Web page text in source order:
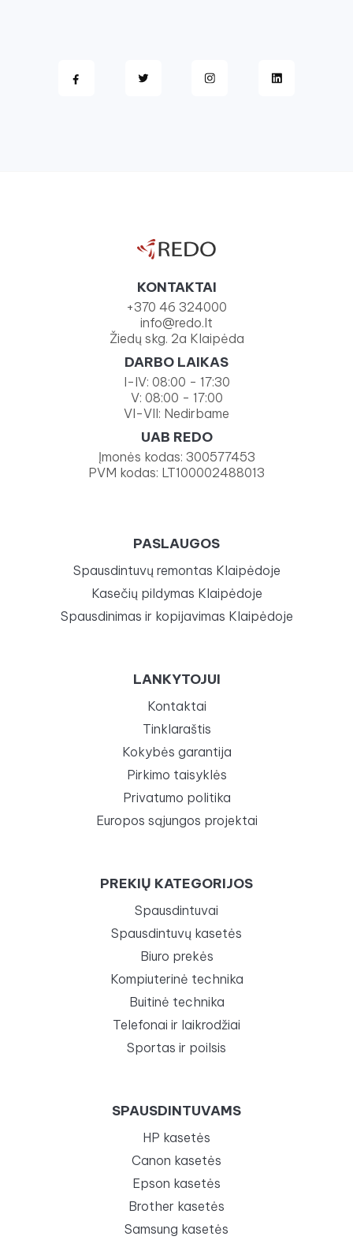
KONTAKTAI
+370 46 324000
info@redo.lt
Žiedų skg. 2a Klaipėda
DARBO LAIKAS
I-IV: 08:00 - 17:30
V: 08:00 - 17:00
VI-VII: Nedirbame
UAB REDO
Įmonės kodas: 300577453
PVM kodas: LT100002488013
PASLAUGOS
Spausdintuvų remontas Klaipėdoje
Kasečių pildymas Klaipėdoje
Spausdinimas ir kopijavimas Klaipėdoje
LANKYTOJUI
Kontaktai
Tinklaraštis
Kokybės garantija
Pirkimo taisyklės
Privatumo politika
Europos sąjungos projektai
PREKIŲ KATEGORIJOS
Spausdintuvai
Spausdintuvų kasetės
Biuro prekės
Kompiuterinė technika
Buitinė technika
Telefonai ir laikrodžiai
Sportas ir poilsis
SPAUSDINTUVAMS
HP kasetės
Canon kasetės
Epson kasetės
Brother kasetės
Samsung kasetės